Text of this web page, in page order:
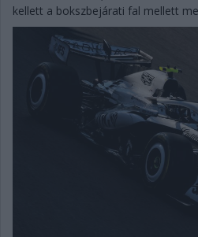
kellett a bokszbejárati fal mellett